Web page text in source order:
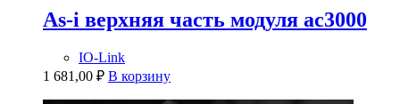
As-i верхняя часть модуля ac3000
IO-Link
1 681,00 ₽ В корзину